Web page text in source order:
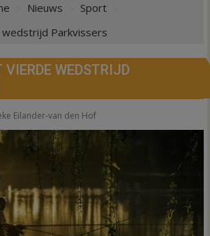
Nieuws
Sport
Parkvissers
WEDSTRIJD
Eilander-van den Hof